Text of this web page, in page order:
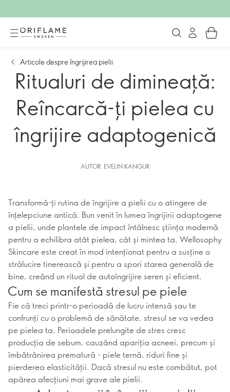
Articole despre îngrijirea pielii
Ritualuri de dimineață:
Reîncarcă-ți pielea cu
îngrijire adaptogenică
AUTOR: EVELIN KANGUR
Transformă-ți rutina de îngrijire a pielii cu o atingere de
înțelepciune antică. Bun venit în lumea îngrijirii adaptogene
a pielii, unde plantele de impact întâlnesc știința modernă
pentru a echilibra atât pielea, cât și mintea ta. Wellosophy
Skincare este creat în mod intenționat pentru a susține o
strălucire tinerească și pentru a spori starea generală de
bine, creând un ritual de autoîngrijire seren și eficient.
Cum se manifestă stresul pe piele
Fie că treci printr-o perioadă de lucru intensă sau te
confrunți cu o problemă de sănătate, stresul se va vedea
pe pielea ta. Perioadele prelungite de stres cresc
producția de sebum, cauzând apariția acneei, precum și
îmbătrânirea prematură - piele ternă, riduri fine și
pierderea elasticității. Dacă stresul nu este combătut, pot
apărea afecțiuni mai grave ale pielii.